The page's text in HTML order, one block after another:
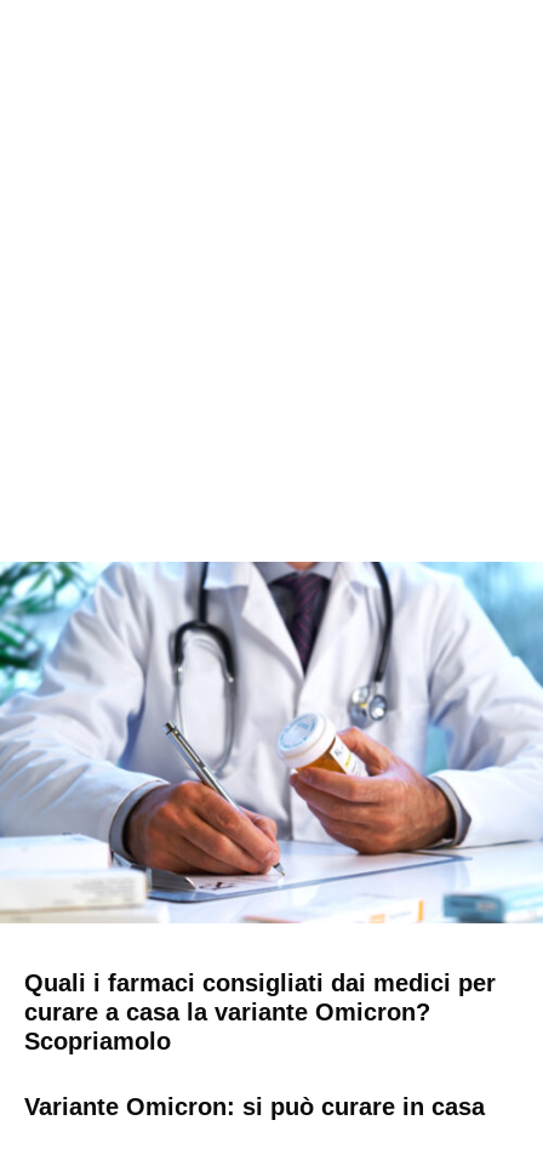
Quali i farmaci consigliati dai medici per
curare a casa la variante Omicron?
Scopriamolo
Variante Omicron: si può curare in casa